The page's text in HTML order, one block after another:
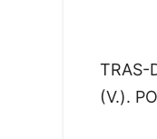
TRAS-
(V.).